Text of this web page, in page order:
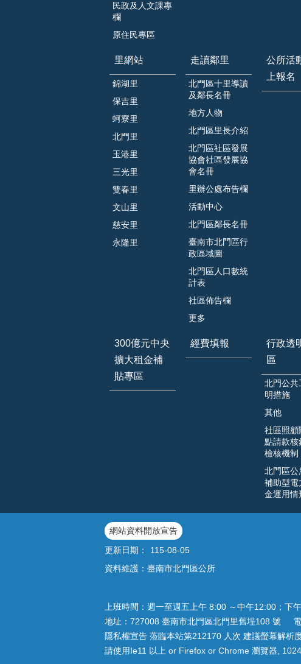
民政及人文課專
欄
原住民專區
里網站
錦湖里
保吉里
蚵寮里
北門里
玉港里
三光里
雙春里
文山里
慈安里
永隆里
走讀鄰里
北門區十里導讀
及鄰長名冊
地方人物
北門區里長介紹
北門區社區發展
協會社區發展協
會名冊
里辦公處布告欄
活動中心
北門區鄰長名冊
臺南市北門區行
政區域圖
北門區人口數統
計表
社區佈告欄
更多
公所活
上報名
300億元中央
擴大租金補
貼專區
經費填報
行政透
區
北門公共
明措施
其他
社區照顧
點請款核
檢核機制
北門區公
補助型電
金運用情
網站資料開放宣告
更新日期：
115-08-05
資料維護：臺南市北門區公所
上班時間：週一至週五上午 8:00 ～中午12:00；下
地址：727008 臺南市北門區北門里舊埕108 號
隱私權宣告 蒞臨本站第212170 人次 建議螢幕解
請使用Ie11 以上 or Firefox or